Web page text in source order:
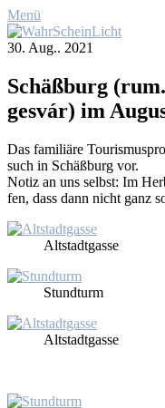
Menü
30. Aug.. 2021
Schäß­burg
gesvár) im
Das fa­mi­liä­re
such in Schäß­burg vor.
No­tiz an uns selbst: Im
fen, dass dann nicht ganz
Alt­stadt­gas­se
Stund­turm
Alt­stadt­gas­se